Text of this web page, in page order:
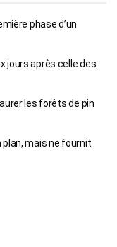
phase d’un
jours après celle des
les forêts de pin
mais ne fournit